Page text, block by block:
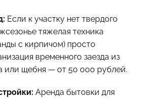
Если к участку нет твердого
тяжелая техника
с кирпичом) просто
временного заезда из
или щебня — от 50 000 рублей.
Аренда бытовки для